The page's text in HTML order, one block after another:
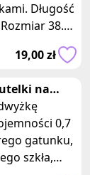
Długość
38.
19,00 zł
na
0,7
szkła,